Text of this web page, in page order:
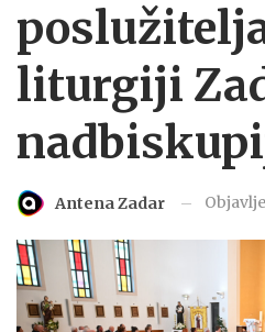
liturgiji
Antena Zadar